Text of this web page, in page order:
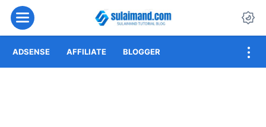
Menu
ADSENSE AFFILIATE BLOGGER